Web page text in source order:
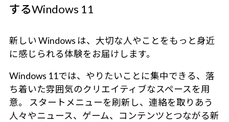
するWindows 11
新しい Windows は、大切な人やことをもっと身近
に感じられる体験をお届けします。
Windows 11では、やりたいことに集中できる、落
ち着いた雰囲気のクリエイティブなスペースを用
意。 スタートメニューを刷新し、連絡を取りあう
人々やニュース、ゲーム、コンテンツとつながる新